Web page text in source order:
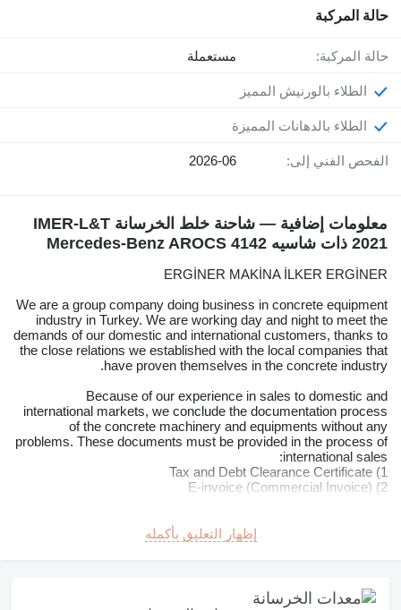
حالة المركبة
حالة المركبة: مستعملة
الطلاء بالورنيش المميز
الطلاء بالدهانات المميزة
الفحص الفني إلى: 2026-06
معلومات إضافية — شاحنة خلط الخرسانة IMER-L&T
2021 ذات شاسيه Mercedes-Benz AROCS 4142
ERGİNER MAKİNA İLKER ERGİNER
We are a group company doing business in concrete equipment
industry in Turkey. We are working day and night to meet the
demands of our domestic and international customers, thanks to
the close relations we established with the local companies that
have proven themselves in the concrete industry.
Because of our experience in sales to domestic and
international markets, we conclude the documentation process
of the concrete machinery and equipments without any
problems. These documents must be provided in the process of
international sales:
1) Tax and Debt Clearance Certificate
2) E-invoice (Commercial Invoice)
4) Consignment Note (For customers who choose sea
7) EC Declaration of Conformity (AT Uygunluk Belgesi in
إظهار التعليق بأكمله